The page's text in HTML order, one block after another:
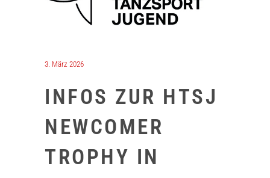
3. März 2026
INFOS ZUR HTSJ
NEWCOMER
TROPHY IN